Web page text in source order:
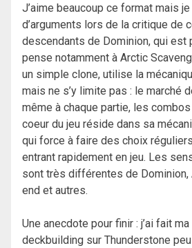
J’aime beaucoup ce format mais
d’arguments lors de la critique de
descendants de Dominion, qui est
pense notamment à Arctic
un simple clone, utilise la
mais ne s’y limite pas : le marché
même à chaque partie, les
coeur du jeu réside dans sa
qui force à faire des choix
entrant rapidement en jeu. Les
sont très différentes de Dominion,
end et autres.
Une anecdote pour finir : j’ai fait
deckbuilding sur Thunderstone